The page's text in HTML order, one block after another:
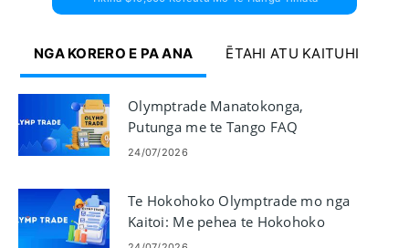
NGA KORERO E PA ANA ĒTAHI ATU KAITUHI
Olymptrade Manatokonga,
Putunga me te Tango FAQ
24/07/2026
Te Hokohoko Olymptrade mo nga
Kaitoi: Me pehea te Hokohoko